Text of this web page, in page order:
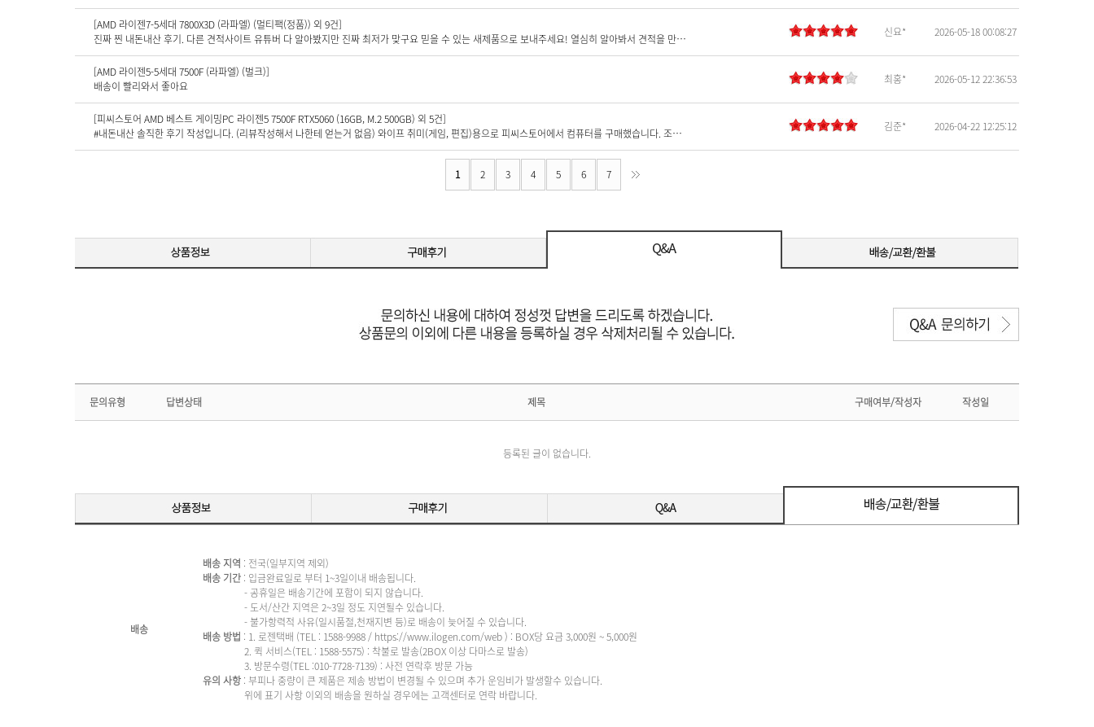
[AMD 라이젠7-5세대 7800X3D (라파엘) (멀티팩(정품)) 외 9건]
진짜 찐 내돈내산 후기. 다른 견적사이트 유튜버 다 알아봤지만 진짜 최저가 맞구요 믿을 수 있는 새제품으로 보내주세요! 열심히 알아봐서 견적을 만들어봤지만 보여드리니 바로 부족한 부분 알려주셔서 더 알뜰하고 만족할 수 있게 구매할 수 있었습니다. 앞으로도 잘되면 좋겠습니다! 진짜 찐찐찐 추천 드립니다
신요* 2026-05-18 00:08:27
[AMD 라이젠5-5세대 7500F (라파엘) (벌크)]
배송이 빨리와서 좋아요
최홍* 2026-05-12 22:36:53
[피씨스토어 AMD 베스트 게이밍PC 라이젠5 7500F RTX5060 (16GB, M.2 500GB) 외 5건]
#내돈내산 솔직한 후기 작성입니다. (리뷰작성해서 나한테 얻는거 없음) 와이프 취미(게임, 편집)용으로 피씨스토어에서 컴퓨터를 구매했습니다. 조립PC 처음 구매해보는 터라 반신반의 하고 있는 상황이었습니다. 주문은 일요일, 수령은 화요일에 했습니다. 박스 열어보니 이게 왠걸요. 부품 박스가 전부 들어있길래 \\\"헉, 조립은 내가 해야하나?\\\" 싶었는데, 본체에 조립을 위해 들어있는 부품들의 패키지를 전부 정리해서 보내주신 거 였습니다. (신뢰도100% 상승) 본체는 완충제와 스티로폼으로 정말 안전하게 배송되었고, 작동도 이상없었습니다. 정말 본체에 파워만 연결해서 전원버튼만 키면 되는 수준.. (모니터 연결은 저같은 컴맹도 하는 수준..) 본체 정말 매끄럽게 작동되고 와이프가 너무 만족해합니다. 덕분에 점수 받았네요. 추후 제 컴퓨터를 구매하게 된다면 똑같이 피씨스토어에서 구매하고 싶습니다. 감사합니다.
김준* 2026-04-22 12:25:12
1 2 3 4 5 6 7
문의유형 답변상태 제목 구매여부/작성자 작성일
등록된 글이 없습니다.
배송
배송 지역 : 전국(일부지역 제외)
배송 기간 : 입금완료일로 부터 1~3일이내 배송됩니다.
- 공휴일은 배송기간에 포함이 되지 않습니다.
- 도서/산간 지역은 2~3일 정도 지연될수 있습니다.
- 불가항력적 사유(일시품절,천재지변 등)로 배송이 늦어질 수 있습니다.
배송 방법 : 1. 로젠택배 (TEL : 1588-9988 / https://www.ilogen.com/web) : BOX당 요금 3,000원 ~ 5,000원
2. 퀵 서비스(TEL : 1588-5575) : 착불로 발송(2BOX 이상 다마스로 발송)
3. 방문수령(TEL :010-7728-7139​) : 사전 연락후 방문 가능
유의 사항 : 부피나 중량이 큰 제품은 제송 방법이 변경될 수 있으며 추가 운임비가 발생할수 있습니다.
위에 표기 사항 이외의 배송을 원하실 경우에는 고객센터로 연락 바랍니다.